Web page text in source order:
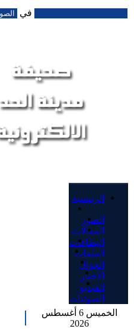
في
الرئيسية
الصور
المقالات
البطاقات
الملفات
الجوال
الأخبار
الفيديو
الصوتيات
الخميس 6 أغسطس
2026